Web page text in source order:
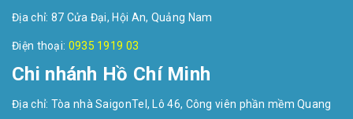
Địa chỉ: 87 Cửa Đại, Hội An, Quảng Nam
Điện thoại: 0935 1919 03
Chi nhánh Hồ Chí Minh
Địa chỉ: Tòa nhà SaigonTel, Lô 46, Công viên phần mềm Quang